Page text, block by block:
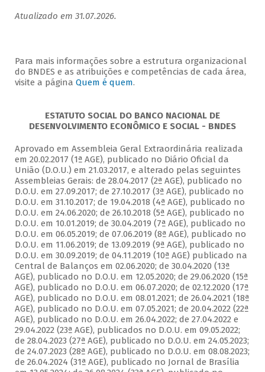
Atualizado em 31.07.2026.
Para mais informações sobre a estrutura organizacional
do BNDES e as atribuições e competências de cada área,
visite a página Quem é quem.
ESTATUTO SOCIAL DO BANCO NACIONAL DE
DESENVOLVIMENTO ECONÔMICO E SOCIAL - BNDES
Aprovado em Assembleia Geral Extraordinária realizada
em 20.02.2017 (1ª AGE), publicado no Diário Oficial da
União (D.O.U.) em 21.03.2017, e alterado pelas seguintes
Assembleias Gerais: de 28.04.2017 (2ª AGE), publicado no
D.O.U. em 27.09.2017; de 27.10.2017 (3ª AGE), publicado no
D.O.U. em 31.10.2017; de 19.04.2018 (4ª AGE), publicado no
D.O.U. em 24.06.2020; de 26.10.2018 (5ª AGE), publicado no
D.O.U. em 10.01.2019; de 30.04.2019 (7ª AGE), publicado no
D.O.U. em 06.05.2019; de 07.06.2019 (8ª AGE), publicado no
D.O.U. em 11.06.2019; de 13.09.2019 (9ª AGE), publicado no
D.O.U. em 30.09.2019; de 04.11.2019 (10ª AGE) publicado na
Central de Balanços em 02.06.2020; de 30.04.2020 (13ª
AGE), publicado no D.O.U. em 12.05.2020; de 29.06.2020 (15ª
AGE), publicado no D.O.U. em 06.07.2020; de 02.12.2020 (17ª
AGE), publicado no D.O.U. em 08.01.2021; de 26.04.2021 (18ª
AGE), publicado no D.O.U. em 07.05.2021; de 20.04.2022 (22ª
AGE), publicado no D.O.U. em 26.04.2022; de 27.04.2022 e
29.04.2022 (23ª AGE), publicados no D.O.U. em 09.05.2022;
de 28.04.2023 (27ª AGE), publicado no D.O.U. em 24.05.2023;
de 24.07.2023 (28ª AGE), publicado no D.O.U. em 08.08.2023;
de 26.04.2024 (31ª AGE), publicado no Jornal de Brasília